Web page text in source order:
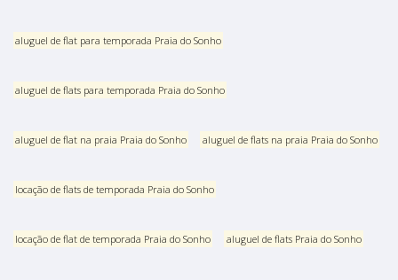
aluguel de flat para temporada Praia do Sonho
aluguel de flats para temporada Praia do Sonho
aluguel de flat na praia Praia do Sonho aluguel de flats na praia Praia do Sonho
locação de flats de temporada Praia do Sonho
locação de flat de temporada Praia do Sonho aluguel de flats Praia do Sonho